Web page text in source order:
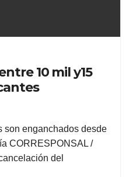
10 mil y15
son enganchados desde
CORRESPONSAL /
del